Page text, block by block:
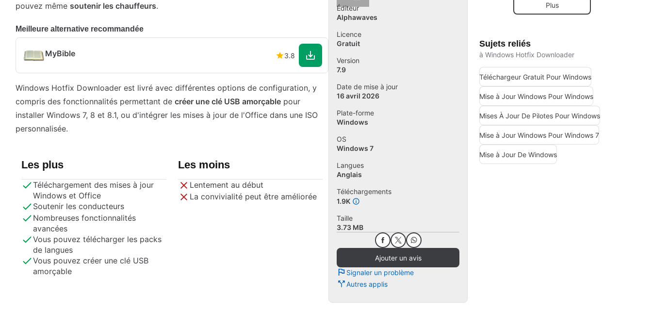
pouvez même soutenir les chauffeurs.
Meilleure alternative recommandée
MyBible 3.8
Windows Hotfix Downloader est livré avec différentes options de configuration, y
compris des fonctionnalités permettant de créer une clé USB amorçable pour
installer Windows 7, 8 et 8.1, ou d'intégrer les mises à jour de l'Office dans une ISO
personnalisée.
Les plus
Téléchargement des mises à jour
Windows et Office
Soutenir les conducteurs
Nombreuses fonctionnalités
avancées
Vous pouvez télécharger les packs
de langues
Vous pouvez créer une clé USB
amorçable
Les moins
Lentement au début
La convivialité peut être améliorée
Éditeur
Alphawaves
Licence
Gratuit
Version
7.9
Date de mise à jour
16 avril 2026
Plate-forme
Windows
OS
Windows 7
Langues
Anglais
Téléchargements
1.9K
Taille
3.73 MB
Ajouter un avis
Signaler un problème
Autres applis
Plus
Sujets reliés
à Windows Hotfix Downloader
Téléchargeur Gratuit Pour Windows
Mise à Jour Windows Pour Windows
Mises À Jour De Pilotes Pour Windows
Mise à Jour Windows Pour Windows 7
Mise à Jour De Windows